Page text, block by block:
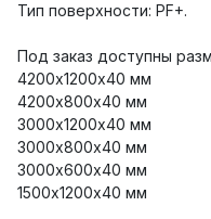
Тип поверхности: PF+.
Под заказ доступны
4200х1200х40 мм
4200х800х40 мм
3000х1200х40 мм
3000х800х40 мм
3000х600х40 мм
1500х1200х40 мм